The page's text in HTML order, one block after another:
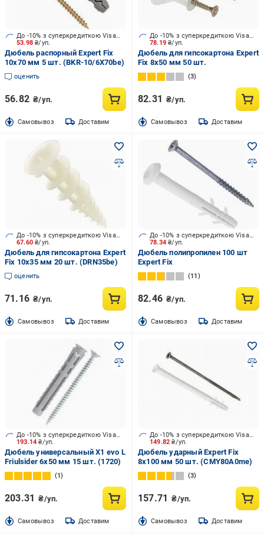
53.98₴/уп.
До -10% з суперкредиткою Visa Вигода
Дюбель распорный Expert Fix
10x70 мм 5 шт. (BKR-10/6X70be)
оценить
56.82 ₴/уп.
Cамовывоз Доставим
78.19₴/уп.
До -10% з суперкредиткою Visa Вигода
Дюбель для гипсокартона Expert
Fix 8x50 мм 50 шт.
3
82.31 ₴/уп.
Cамовывоз Доставим
67.60₴/уп.
До -10% з суперкредиткою Visa Вигода
Дюбель для гипсокартона Expert
Fix 10x35 мм 20 шт. (DRN35be)
оценить
71.16 ₴/уп.
Cамовывоз Доставим
78.34₴/уп.
До -10% з суперкредиткою Visa Вигода
Дюбель полипропилен 100 шт
Expert Fix
11
82.46 ₴/уп.
Cамовывоз Доставим
193.14₴/уп.
До -10% з суперкредиткою Visa Вигода
Дюбель универсальный X1 evo L
Friulsider 6x50 мм 15 шт. (1720)
1
203.31 ₴/уп.
Cамовывоз Доставим
149.82₴/уп.
До -10% з суперкредиткою Visa Вигода
Дюбель ударный Expert Fix
8x100 мм 50 шт. (CMY80A0me)
3
157.71 ₴/уп.
Cамовывоз Доставим